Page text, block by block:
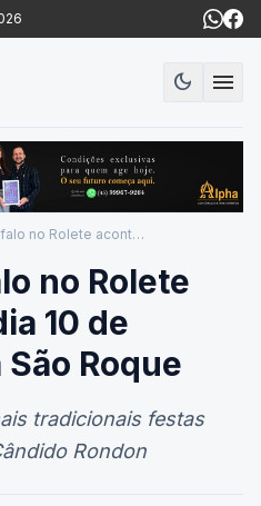
dark_modeModo
menu
Festa do Búfalo no Rolete acontece no dia 10 de novembro em São Roque
no Rolete
10 de
Roque
tradicionais festas
Rondon